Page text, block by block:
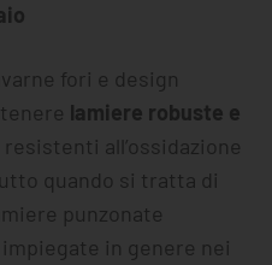
fori e design
lamiere robuste e
all’ossidazione
quando si tratta di
punzonate
in genere nei